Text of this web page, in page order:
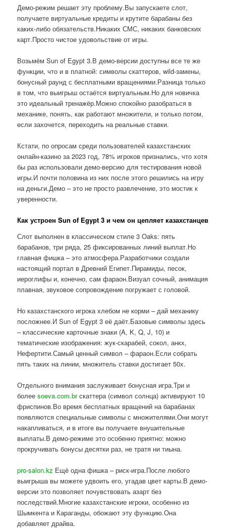
Демо-режим решает эту проблему.Вы запускаете слот,
получаете виртуальные кредиты и крутите барабаны без
каких-либо обязательств.Никаких СМС, никаких банковских
карт.Просто чистое удовольствие от игры.
Возьмём Sun of Egypt 3.В демо-версии доступны все те же
функции, что и в платной: символы скаттеров, wild-замены,
бонусный раунд с бесплатными вращениями.Разница только
в том, что выигрыш остаётся виртуальным.Но для новичка
это идеальный тренажёр.Можно спокойно разобраться в
механике, понять, как работают множители, и только потом,
если захочется, переходить на реальные ставки.
Кстати, по опросам среди пользователей казахстанских
онлайн-казино за 2023 год, 78% игроков признались, что хотя
бы раз использовали демо-версию для тестирования новой
игры.И почти половина из них после этого решились на игру
на деньги.Демо – это не просто развлечение, это мостик к
уверенности.
Как устроен Sun of Egypt 3 и чем он цепляет казахстанцев
Слот выполнен в классическом стиле 3 Oaks: пять
барабанов, три ряда, 25 фиксированных линий выплат.Но
главная фишка – это атмосфера.Разработчики создали
настоящий портал в Древний Египет.Пирамиды, песок,
иероглифы и, конечно, сам фараон.Визуал сочный, анимация
плавная, звуковое сопровождение погружает с головой.
Но казахстанского игрока хлебом не корми – дай механику
посложнее.И Sun of Egypt 3 её даёт.Базовые символы здесь
– классические карточные знаки (A, K, Q, J, 10) и
тематические изображения: жук-скарабей, сокол, анкх,
Нефертити.Самый ценный символ – фараон.Если собрать
пять таких на линии, множитель ставки достигает 50x.
Отдельного внимания заслуживает бонусная игра.Три и
болееsoeva.com.brскаттера (символ солнца) активируют 10
фриспинов.Во время бесплатных вращений на барабанах
появляются специальные символы с множителями.Они могут
накапливаться, и в итоге вы получаете внушительные
выплаты.В демо-режиме это особенно приятно: можно
прокручивать бонусы десятки раз, не тратя ни тиына.
pro-salon.kz Ещё одна фишка – риск-игра.После любого
выигрыша вы можете удвоить его, угадав цвет карты.В демо-
версии это позволяет почувствовать азарт без
последствий.Многие казахстанские игроки, особенно из
Шымкента и Караганды, обожают эту функцию.Она
добавляет драйва.